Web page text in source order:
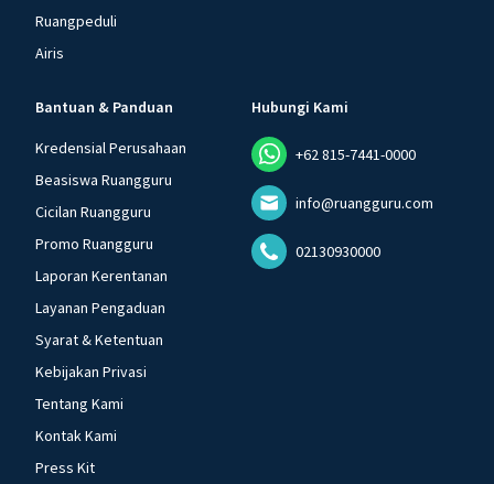
Ruangpeduli
Airis
Bantuan & Panduan
Kredensial Perusahaan
Beasiswa Ruangguru
Cicilan Ruangguru
Promo Ruangguru
Laporan Kerentanan
Layanan Pengaduan
Syarat & Ketentuan
Kebijakan Privasi
Tentang Kami
Kontak Kami
Press Kit
Hubungi Kami
+62 815-7441-0000
info@ruangguru.com
02130930000